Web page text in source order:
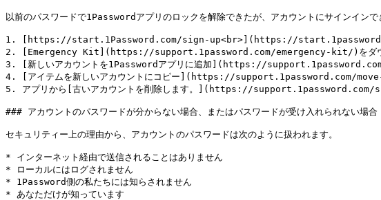
以前のパスワードで1Passwordアプリのロックを解除できたが、アカウントにサインイン
1. [https://start.1Password.com/sign-up<br>](https://start.1password.com/sign-
2. [Emergency Kit](https://support.1password.com/emergency-kit/)をダウンロ
3. [新しいアカウントを1Passwordアプリに追加](https://
4. [アイテムを新しいアカウントにコピー](https://support.1password.com/
5. アプリから[古いアカウントを削除します。](https://
### アカウントのパスワードが分からない場合、またはパスワードが受け入れら
セキュリティー上の理由から、アカウントのパスワードは次のように扱われます。
* インターネット経由で送信されることはありません
* ローカルにはログされません
* 1Password側の私たちには知らされません
* あなただけが知っています